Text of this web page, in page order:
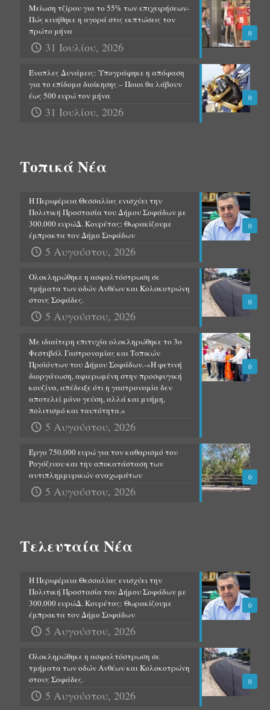
0
Μείωση τζίρου για το 55% των επιχειρήσεων-
Πώς κινήθηκε η αγορά στις εκπτώσεις τον
πρώτο μήνα
31 Ιουλίου, 2026
0
Ένοπλες Δυνάμεις: Υπογράφηκε η απόφαση
για το επίδομα διοίκησης – Ποιοι θα λάβουν
έως 500 ευρώ τον μήνα
31 Ιουλίου, 2026
Τοπικά Νέα
0
Η Περιφέρεια Θεσσαλίας ενισχύει την
Πολιτική Προστασία του Δήμου Σοφάδων με
300.000 ευρώΔ. Κουρέτας: Θωρακίζουμε
έμπρακτα τον Δήμο Σοφάδων
5 Αυγούστου, 2026
0
Ολοκληρώθηκε η ασφαλτόστρωση σε
τμήματα των οδών Ανθέων και Κολοκοτρώνη
στους Σοφάδες.
5 Αυγούστου, 2026
0
Με ιδιαίτερη επιτυχία ολοκληρώθηκε το 3ο
Φεστιβάλ Γαστρονομίας και Τοπικών
Προϊόντων του Δήμου Σοφάδων.-«Η φετινή
διοργάνωση, αφιερωμένη στην προσφυγική
κουζίνα, απέδειξε ότι η γαστρονομία δεν
αποτελεί μόνο γεύση, αλλά και μνήμη,
πολιτισμό και ταυτότητα.»
5 Αυγούστου, 2026
0
Έργο 750.000 ευρώ για τον καθαρισμό του
Ρογόζινου και την αποκατάσταση των
αντιπλημμυρικών αναχωμάτων
5 Αυγούστου, 2026
Τελευταία Νέα
0
Η Περιφέρεια Θεσσαλίας ενισχύει την
Πολιτική Προστασία του Δήμου Σοφάδων με
300.000 ευρώΔ. Κουρέτας: Θωρακίζουμε
έμπρακτα τον Δήμο Σοφάδων
5 Αυγούστου, 2026
0
Ολοκληρώθηκε η ασφαλτόστρωση σε
τμήματα των οδών Ανθέων και Κολοκοτρώνη
στους Σοφάδες.
5 Αυγούστου, 2026